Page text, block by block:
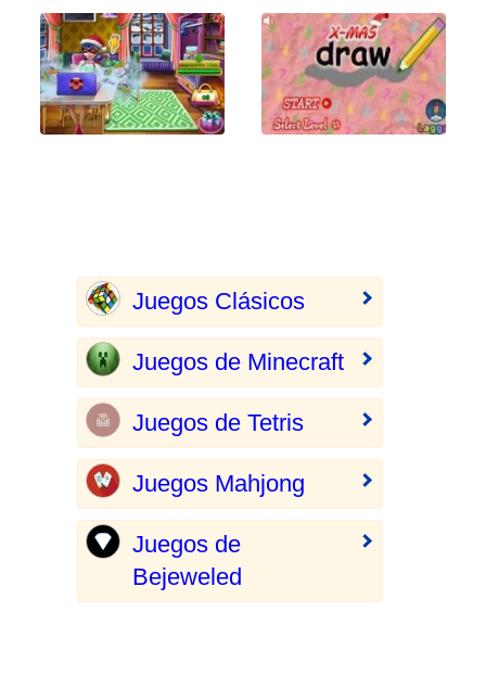
Juegos Clásicos
Juegos de Minecraft
Juegos de Tetris
Juegos Mahjong
Juegos de
Bejeweled